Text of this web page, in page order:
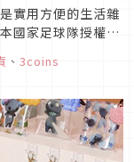
實用方便的生活雜
國家足球隊授權的
貨小物！
、 3coins